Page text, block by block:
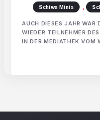
Schiwa Minis ,
AUCH DIESES JAHR WAR
WIEDER TEILNEHMER
IN DER MEDIATHEK VOM